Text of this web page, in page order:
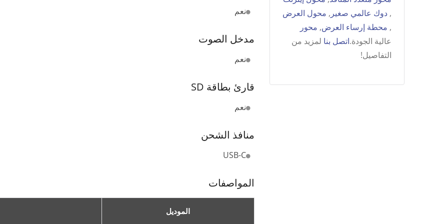
نعم
مدخل الصوت
نعم
قارئ بطاقة SD
نعم
منافذ الشحن
USB-C
المواصفات
الموديل
, دوك عالمي صغير , محول العرض
, محطة إرساء العرض, محور
عالية الجودة.اتصل بنا لمزيد من
التفاصيل!